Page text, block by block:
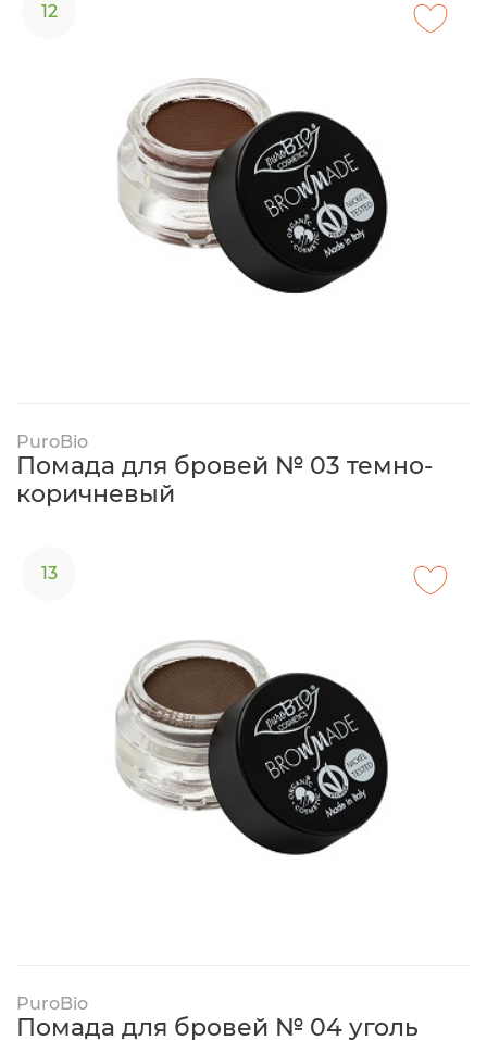
12
PuroBio
Помада для бровей № 03 темно-
коричневый
13
PuroBio
Помада для бровей № 04 уголь